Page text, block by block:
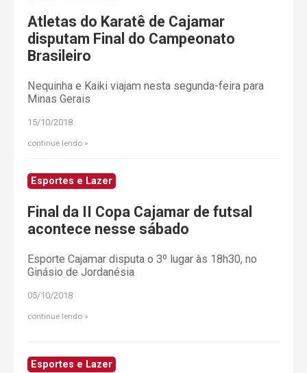
Atletas do Karatê de Cajamar
disputam Final do Campeonato
Brasileiro
Nequinha e Kaiki viajam nesta segunda-feira para
Minas Gerais
15/10/2018
continue lendo
Esportes e Lazer
Final da II Copa Cajamar de futsal
acontece nesse sábado
Esporte Cajamar disputa o 3º lugar às 18h30, no
Ginásio de Jordanésia
05/10/2018
continue lendo
Esportes e Lazer